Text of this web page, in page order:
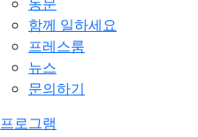
함께 일하세요
프레스룸
뉴스
문의하기
프로그램